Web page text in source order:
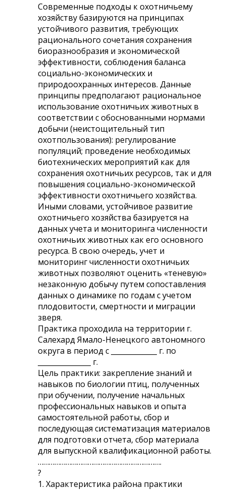
Современные подходы к охотничьему
хозяйству базируются на принципах
устойчивого развития, требующих
рационального сочетания сохранения
биоразнообразия и экономической
эффективности, соблюдения баланса
социально-экономических и
природоохранных интересов. Данные
принципы предполагают рациональное
использование охотничьих животных в
соответствии с обоснованными нормами
добычи (неистощительный тип
охотпользования): регулирование
популяций; проведение необходимых
биотехнических мероприятий как для
сохранения охотничьих ресурсов, так и для
повышения социально-экономической
эффективности охотничьего хозяйства.
Иными словами, устойчивое развитие
охотничьего хозяйства базируется на
данных учета и мониторинга численности
охотничьих животных как его основного
ресурса. В свою очередь, учет и
мониторинг численности охотничьих
животных позволяют оценить «теневую»
незаконную добычу путем сопоставления
данных о динамике по годам с учетом
плодовитости, смертности и миграции
зверя.
Практика проходила на территории г.
Салехард Ямало-Ненецкого автономного
округа в период с _____________ г. по
_______________ г.
Цель практики: закрепление знаний и
навыков по биологии птиц, полученных
при обучении, получение начальных
профессиональных навыков и опыта
самостоятельной работы, сбор и
последующая систематизация материалов
для подготовки отчета, сбор материала
для выпускной квалификационной работы.
………………………………………………………….
?
1. Характеристика района практики